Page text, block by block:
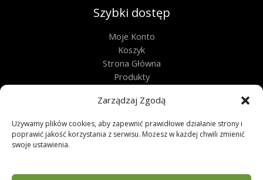
Zarządzaj Zgodą
Używamy plików cookies, aby zapewnić prawidłowe działanie strony i
poprawić jakość korzystania z serwisu. Możesz w każdej chwili zmienić
swoje ustawienia.
Szybki dostęp
Moje Konto
Koszyk
Strona Główna
Produkty
Regulamin
Zwroty